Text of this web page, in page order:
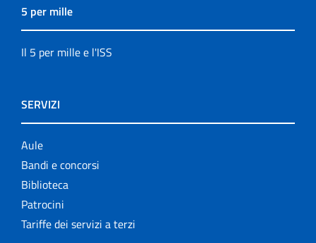
5 per mille
Il 5 per mille e l'ISS
SERVIZI
Aule
Bandi e concorsi
Biblioteca
Patrocini
Tariffe dei servizi a terzi